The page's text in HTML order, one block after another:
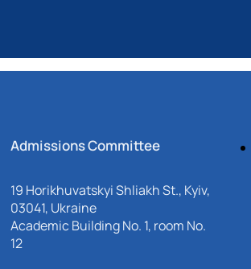
Admissions Committee
19 Horikhuvatskyi Shliakh St., Kyiv,
03041, Ukraine
Academic Building No. 1, room No.
12